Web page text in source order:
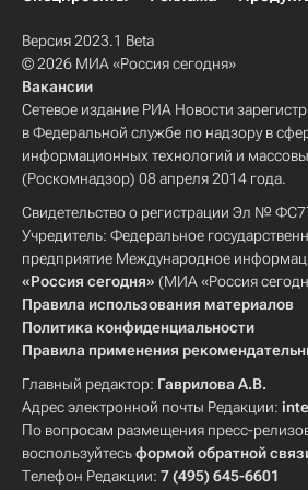
Версия 2023.1 Beta
© 2026 МИА «Россия сегодня»
Вакансии
Сетевое издание РИА Новости
в Федеральной службе по надзору в
информационных технологий и
(Роскомнадзор) 08 апреля 2014 года.
Свидетельство о регистрации Эл №
Учредитель: Федеральное
предприятие Международное
«Россия сегодня» (МИА «Россия
Правила использования материалов
Политика конфиденциальности
Правила применения
Главный редактор: Гаврилова А.В.
Адрес электронной почты Редакции:
По вопросам размещения пресс-
воспользуйтесьформой обратной
Телефон Редакции: 7 (495) 645-6601